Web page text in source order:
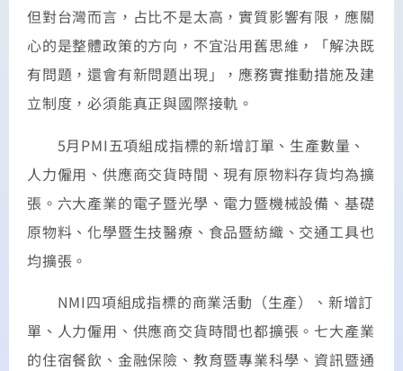
但對台灣而言，占比不是太高，實質影響有限，應關
心的是整體政策的方向，不宜沿用舊思維，「解決既
有問題，還會有新問題出現」，應務實推動措施及建
立制度，必須能真正與國際接軌。
5月PMI五項組成指標的新增訂單、生產數量、
人力僱用、供應商交貨時間、現有原物料存貨均為擴
張。六大產業的電子暨光學、電力暨機械設備、基礎
原物料、化學暨生技醫療、食品暨紡織、交通工具也
均擴張。
NMI四項組成指標的商業活動（生產）、新增訂
單、人力僱用、供應商交貨時間也都擴張。七大產業
的住宿餐飲、金融保險、教育暨專業科學、資訊暨通